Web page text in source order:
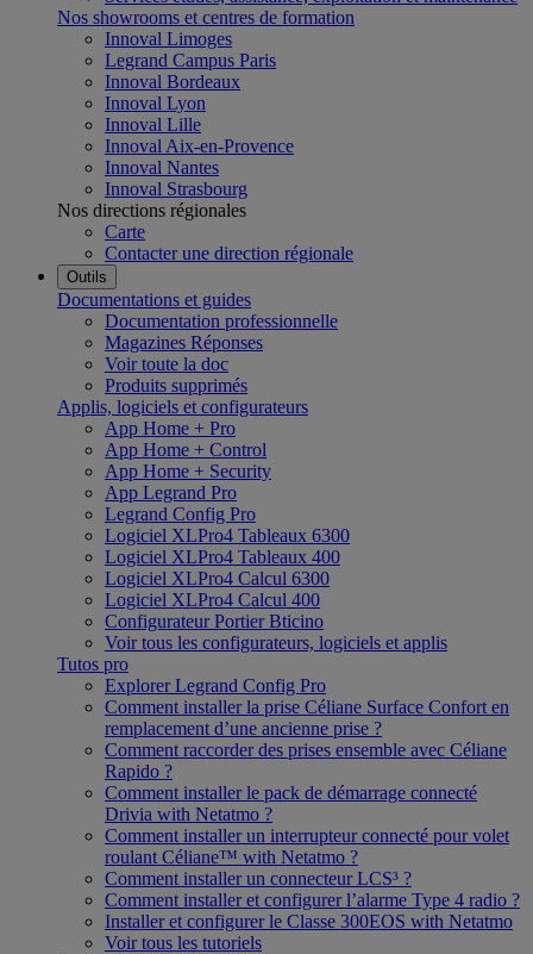
Nos showrooms et centres de formation
Innoval Limoges
Legrand Campus Paris
Innoval Bordeaux
Innoval Lyon
Innoval Lille
Innoval Aix-en-Provence
Innoval Nantes
Innoval Strasbourg
Nos directions régionales
Carte
Contacter une direction régionale
Outils
Documentations et guides
Documentation professionnelle
Magazines Réponses
Voir toute la doc
Produits supprimés
Applis, logiciels et configurateurs
App Home + Pro
App Home + Control
App Home + Security
App Legrand Pro
Legrand Config Pro
Logiciel XLPro4 Tableaux 6300
Logiciel XLPro4 Tableaux 400
Logiciel XLPro4 Calcul 6300
Logiciel XLPro4 Calcul 400
Configurateur Portier Bticino
Voir tous les configurateurs, logiciels et applis
Tutos pro
Explorer Legrand Config Pro
Comment installer la prise Céliane Surface Confort en
remplacement d’une ancienne prise ?
Comment raccorder des prises ensemble avec Céliane
Rapido ?
Comment installer le pack de démarrage connecté
Drivia with Netatmo ?
Comment installer un interrupteur connecté pour volet
roulant Céliane™ with Netatmo ?
Comment installer un connecteur LCS³ ?
Comment installer et configurer l’alarme Type 4 radio ?
Installer et configurer le Classe 300EOS with Netatmo
Voir tous les tutoriels